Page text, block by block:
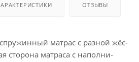
ОТЗЫВЫ
мат­рас с раз­ной жёс­
сто­рона мат­ра­са с на­пол­ни­